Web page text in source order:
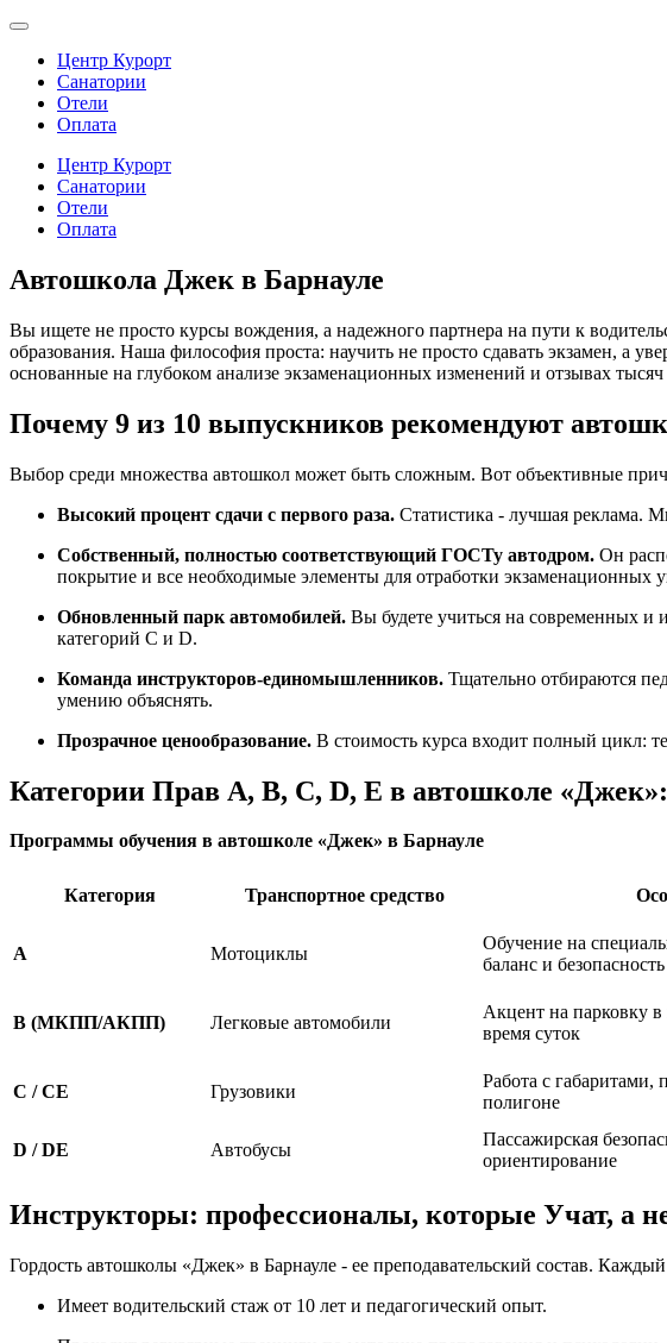
Центр Курорт
Санатории
Отели
Оплата
Центр Курорт
Санатории
Отели
Оплата
Автошкола Джек в Барнауле
Вы ищете не просто курсы вождения, а надежного партнера на пути к
образования. Наша философия проста: научить не просто сдавать экзамен, а
основанные на глубоком анализе экзаменационных изменений и отзывах
Почему 9 из 10 выпускников рекомендуют
Выбор среди множества автошкол может быть сложным. Вот объективные
Высокий процент сдачи с первого раза. Статистика - лучшая реклама.
Собственный, полностью соответствующий ГОСТу автодром. Он
покрытие и все необходимые элементы для отработки экзаменационных
Обновленный парк автомобилей. Вы будете учиться на современных и
категорий C и D.
Команда инструкторов-единомышленников. Тщательно отбираются
умению объяснять.
Прозрачное ценообразование. В стоимость курса входит полный цикл:
Категории Прав A, B, C, D, E в автошколе «Джек»:
Программы обучения в автошколе «Джек» в Барнауле
Категория Транспортное средство
А Мотоциклы
Обучение на
баланс и безопасность
B (МКПП/АКПП) Легковые автомобили
Акцент на парковку
время суток
C / CE Грузовики
Работа с габаритами,
полигоне
D / DE Автобусы
Пассажирская
ориентирование
Инструкторы: профессионалы, которые Учат, а
Гордость автошколы «Джек» в Барнауле - ее преподавательский состав.
Имеет водительский стаж от 10 лет и педагогический опыт.